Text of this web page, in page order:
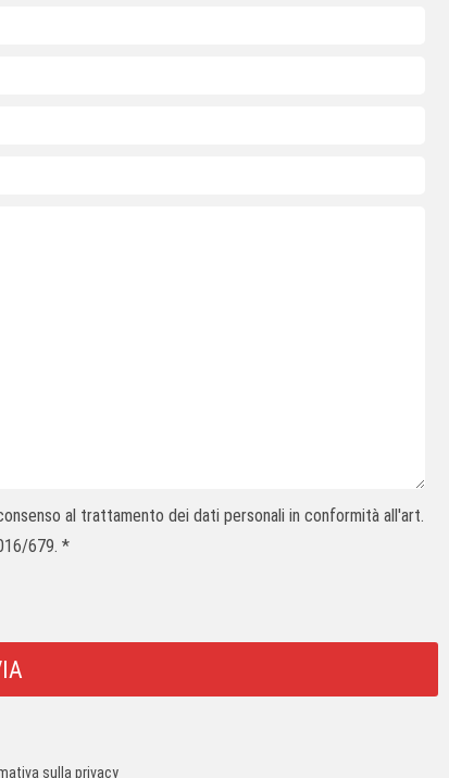
al trattamento dei dati personali in conformità all'art.
679. *
sulla privacy